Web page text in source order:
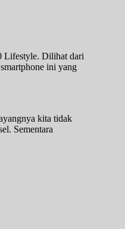
Lifestyle. Dilihat dari
ini yang
kita tidak
Sementara